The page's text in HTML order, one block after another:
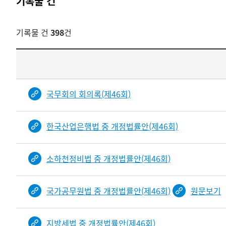
기록물 건 398건
목록
제목을
보여주는
표입니다.
bindDetail
부분공개도이제보임
국무회의 회의록(제46회)
한국산업은행법 중 개정법률안(제46회)
소하천정비법 중 개정법률안(제46회)
국가공무원법 중 개정법률안(제46회) 원문보기
지방세법 중 개정법률안(제46회)